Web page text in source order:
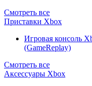
Смотреть все
Приставки Xbox
Игровая консоль
(GameReplay)
Смотреть все
Аксессуары Xbox